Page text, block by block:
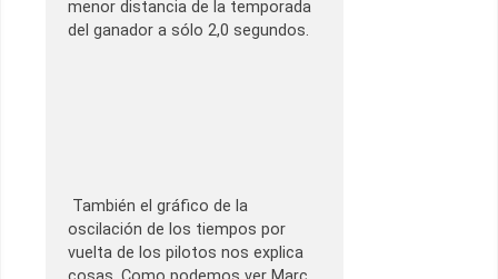
menor distancia de la temporada
del ganador a sólo 2,0 segundos.
También el gráfico de la
oscilación de los tiempos por
vuelta de los pilotos nos explica